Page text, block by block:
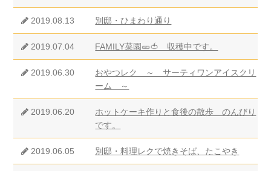
2019.08.13 別邸・ひまわり通り
2019.07.04 FAMILY菜園🥒🍅 収穫中です。
2019.06.30
おやつレク ～ サーティワンアイスクリ
ーム ～
2019.06.20
ホットケーキ作りと食後の散歩 のんびり
です。
2019.06.05 別邸・料理レクで焼きそば、たこやき